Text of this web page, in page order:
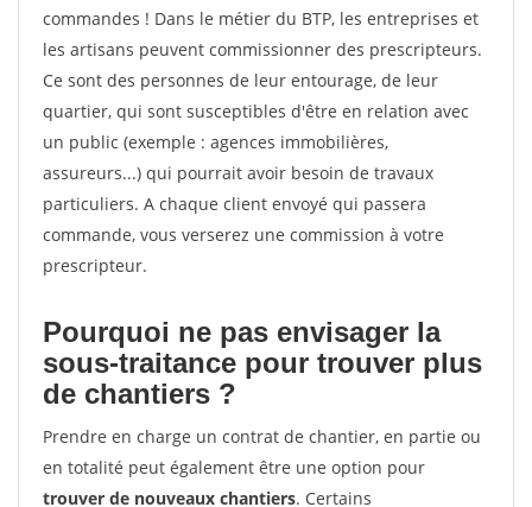
commandes ! Dans le métier du BTP, les entreprises et
les artisans peuvent commissionner des prescripteurs.
Ce sont des personnes de leur entourage, de leur
quartier, qui sont susceptibles d'être en relation avec
un public (exemple : agences immobilières,
assureurs...) qui pourrait avoir besoin de travaux
particuliers. A chaque client envoyé qui passera
commande, vous verserez une commission à votre
prescripteur.
Pourquoi ne pas envisager la
sous-traitance pour trouver plus
de chantiers ?
Prendre en charge un contrat de chantier, en partie ou
en totalité peut également être une option pour
trouver de nouveaux chantiers. Certains